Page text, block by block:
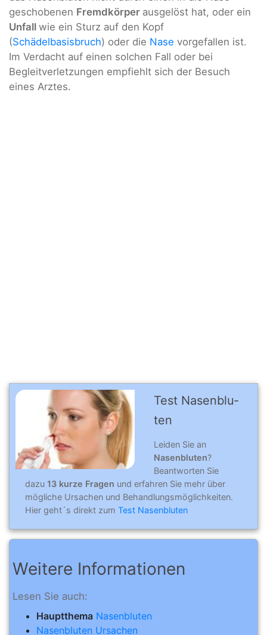
geschobenen Fremdkörper ausgelöst hat, oder ein
Unfall wie ein Sturz auf den Kopf
(Schädelbasisbruch) oder die Nase vorgefallen ist.
Im Verdacht auf einen solchen Fall oder bei
Begleitverletzungen empfiehlt sich der Besuch
eines Arztes.
Test Nasenblu­
ten
Leiden Sie an
Nasenbluten?
Beantworten Sie
dazu 13 kurze Fragen und erfahren Sie mehr über
mögliche Ursachen und Behandlungsmöglichkeiten.
Hier geht´s direkt zum Test Nasenbluten
Weitere Informationen
Lesen Sie auch:
Hauptthema Nasenbluten
Nasenbluten Ursachen